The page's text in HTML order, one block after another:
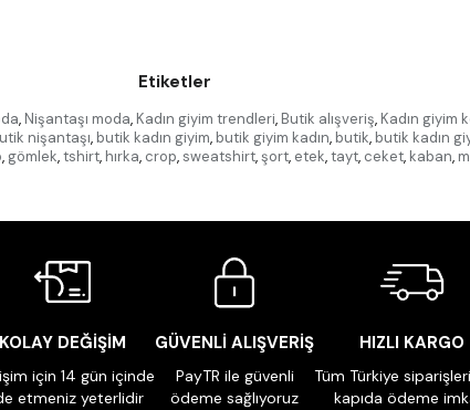
Etiketler
, Nişantaşı moda, Kadın giyim trendleri, Butik alışveriş, Kadın giyim
nişantaşı, butik kadın giyim, butik giyim kadın, butik, butik kadın
, gömlek, tshirt, hırka, crop, sweatshirt, şort, etek, tayt, ceket, kaban,
KOLAY DEĞİŞİM
için 14 gün içinde
etmeniz yeterlidir
GÜVENLİ ALIŞVERİŞ
PayTR ile güvenli
ödeme sağlıyoruz
HIZLI KARGO
Tüm Türkiye
kapıda ödeme